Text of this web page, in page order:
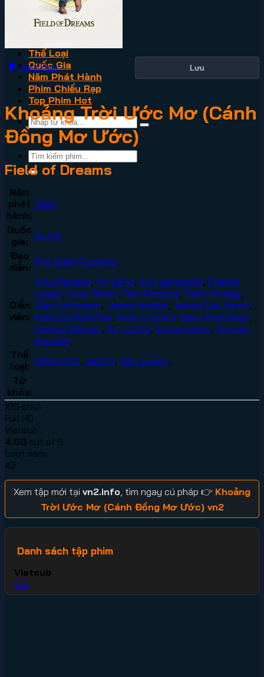
VN2
Phim Lẻ
Thể Loại
Quốc Gia
Năm Phát Hành
Phim Chiếu Rạp
Top Phim Hot
Xem Phim Lưu
Khoảng Trời Ước Mơ (Cánh
Đồng Mơ Ước)
Field of Dreams
Năm
phát
hành:
1989
Quốc
gia:
Âu Mỹ
Đạo
diễn: Phil Alden Robinson
Diễn
viên:
Amy Madigan Art LaFle Burt Lancaster, Charles
Hoyes Dwier Brown Fern Persons Frank Whaley
Gaby Hoffmann James Andelin James Earl Jones
Kelly Coffield Park Kevin Costner, Mary Anne Kean
Michael Milhoan Ray Liotta Steve Eastin Timothy
Busfield
Thể
loại: Chính Kịch Tâm Lý Viễn Tưởng
Từ
khóa:
105 phút
Full HD
Vietsub
4.50 out of 5
Lượt xem:
42
Xem tập mới tại vn2.info , tìm ngay cú pháp 👉 Khoảng
Trời Ước Mơ (Cánh Đồng Mơ Ước) vn2
Danh sách tập phim
Vietsub
Full